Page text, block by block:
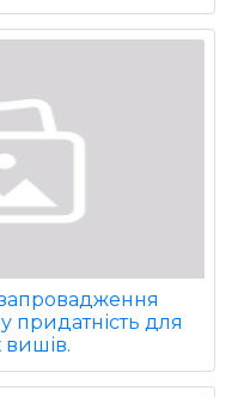
придатність для
вишів.